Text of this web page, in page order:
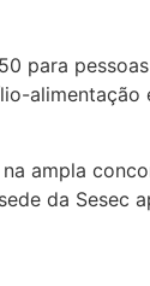
para
ampla
da Sesec